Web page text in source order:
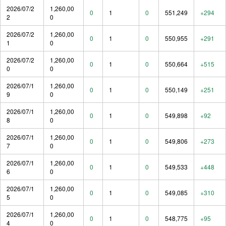
2026/07/2
2
1,260,00
0
0 1 0 551,249 +294
2026/07/2
1
1,260,00
0
0 1 0 550,955 +291
2026/07/2
0
1,260,00
0
0 1 0 550,664 +515
2026/07/1
9
1,260,00
0
0 1 0 550,149 +251
2026/07/1
8
1,260,00
0
0 1 0 549,898 +92
2026/07/1
7
1,260,00
0
0 1 0 549,806 +273
2026/07/1
6
1,260,00
0
0 1 0 549,533 +448
2026/07/1
5
1,260,00
0
0 1 0 549,085 +310
2026/07/1
4
1,260,00
0
0 1 0 548,775 +95